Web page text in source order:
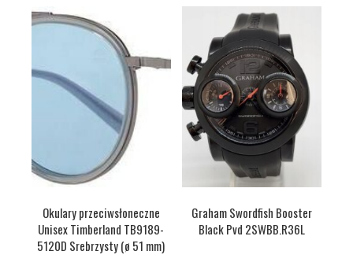
Okulary przeciwsłoneczne
Unisex Timberland TB9189-
5120D Srebrzysty (ø 51 mm)
Graham Swordfish Booster
Black Pvd 2SWBB.R36L